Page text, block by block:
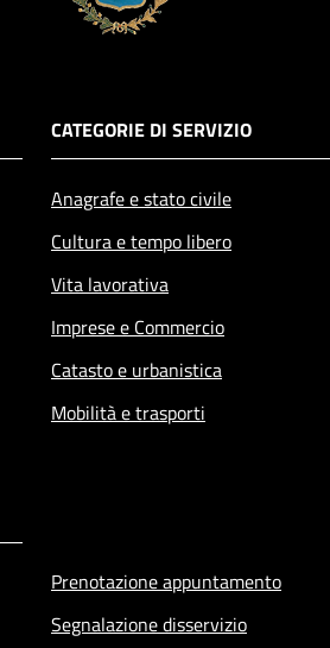
CATEGORIE DI SERVIZIO
Anagrafe e stato civile
Cultura e tempo libero
Vita lavorativa
Imprese e Commercio
Catasto e urbanistica
Mobilità e trasporti
Prenotazione appuntamento
Segnalazione disservizio